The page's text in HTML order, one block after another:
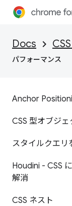
Docs
パフォーマンス
Anchor
CSS 型オブジ
スタイルクエリ
Houdini - CSS
解消
CSS ネスト